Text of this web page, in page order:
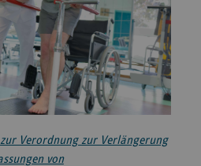
Verordnung zur Verlängerung
von